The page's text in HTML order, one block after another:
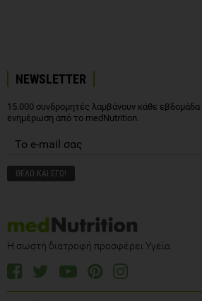
NEWSLETTER
15.000 συνδρομητές λαμβάνουν κάθε εβδομάδα
ενημέρωση από το medNutrition.
Η σωστή διατροφή προσφέρει Υγεία